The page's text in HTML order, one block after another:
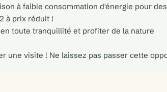
à faible consommation d'énergie pour
à prix réduit !
toute tranquillité et profiter de la nature
une visite ! Ne laissez pas passer cette